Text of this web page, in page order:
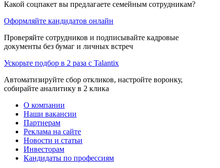
Какой соцпакет вы предлагаете семейным сотрудникам?
Оформляйте кандидатов онлайн
Проверяйте сотрудников и подписывайте кадровые
документы без бумаг и личных встреч
Ускорьте подбор в 2 раза с Talantix
Автоматизируйте сбор откликов, настройте воронку,
собирайте аналитику в 2 клика
О компании
Наши вакансии
Партнерам
Реклама на сайте
Новости и статьи
Инвесторам
Кандидаты по профессиям